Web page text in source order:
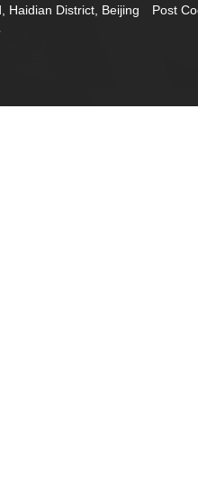
Haidian District, Beijing Post